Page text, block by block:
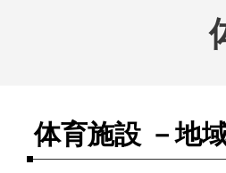
体育施設 －地